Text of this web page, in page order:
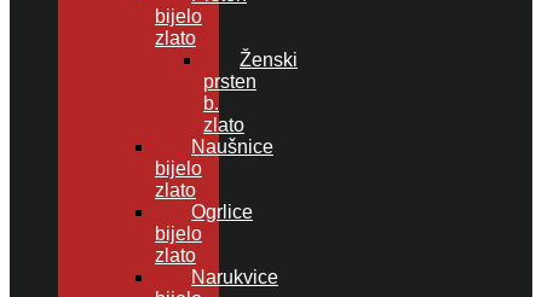
bijelo
zlato
Ženski
prsten
b.
zlato
Naušnice
bijelo
zlato
Ogrlice
bijelo
zlato
Narukvice